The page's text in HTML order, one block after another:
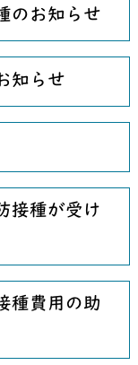
のお知らせ
知らせ
接種が受け
種費用の助